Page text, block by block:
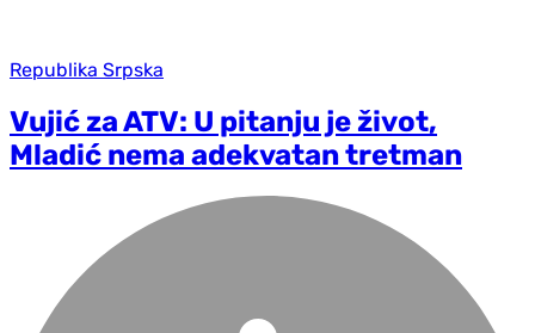
Republika Srpska
Vujić za ATV: U pitanju je život,
Mladić nema adekvatan tretman